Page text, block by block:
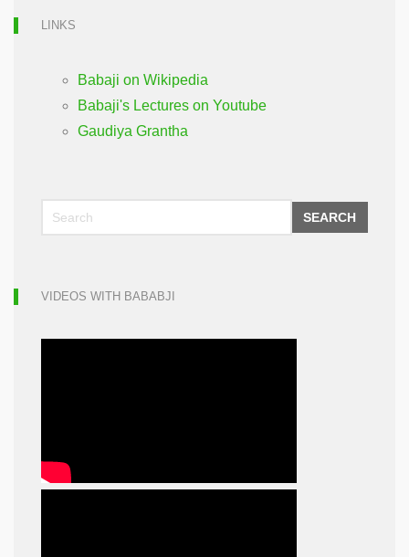
LINKS
Babaji on Wikipedia
Babaji's Lectures on Youtube
Gaudiya Grantha
SEARCH
VIDEOS WITH BABABJI